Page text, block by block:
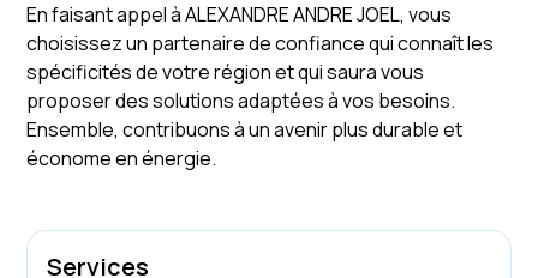
En faisant appel à ALEXANDRE ANDRE JOEL, vous
choisissez un partenaire de confiance qui connaît les
spécificités de votre région et qui saura vous
proposer des solutions adaptées à vos besoins.
Ensemble, contribuons à un avenir plus durable et
économe en énergie.
Services